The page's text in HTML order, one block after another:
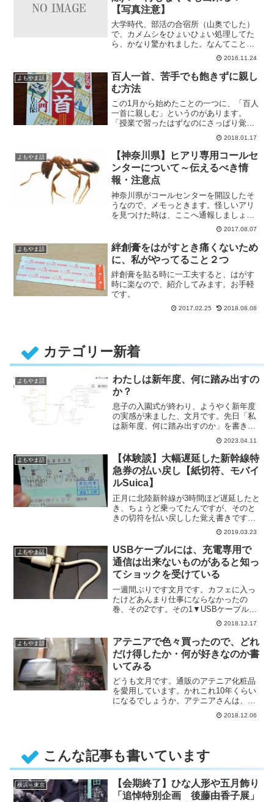
【写真注意】
大学時代、部活の合宿所（山奥でした）
で、カメムシをひょいひょい処理してた
ら、かなり驚かれました。なんてことを
思い出したので、書いてみます。2016.11.24
よもやま話
百人一首、苦手でも飽きずに親し
む方法
この1月から始めたことの一つに、「百人
一首に親しむ」というのがあります。
「授業で習ったはずなのにさっぱり覚え
てない」という方、わりといらっ2018.01.17
よもやま話
【神奈川県】ヒアリ専用コールセ
ンターについて～伝えるべき情
報・注意点
神奈川県がコールセンターを開設したそ
うなので、メモっときます。怪しいアリ
を見つけた時は、ここへ通報しましょ
う。ヒアリ専用コールセンター(神2017.08.07
よもやま話
絆創膏をはがすとき痛くないため
に、私がやってること２つ
絆創膏を貼る時に一工夫すると、はがす
時に楽なので、紹介してみます。お手軽
です。
2017.02.25 2018.08.08
カテゴリー新着
よもやま話
わたしは新年度、何に踏み出すの
か？
息子の入園式が終わり、ようやく新年度
の実感が来ました、文月です。先日「私
は新年度、何に踏み出すのか」を書き出
してみたところ、良い具合に指針2023.04.11
よもやま話
【体験談】大幅遅延した新幹線特
急券の払い戻し【紙切符、モバイ
ルSuica】
正月に北陸新幹線が3時間ほど遅延したと
き、ちょうど乗ってたんですが、そのと
きの切符を払い戻しした覚え書きです。
(記事が遅くなってしまいました・・・
2019.03.23
よもやま話
USBケーブルには、充電専用で
通信は出来ないものがあると知っ
てショックを受けている
一週間ぶりです文月です。カフェに入っ
たけどあんまり仕事にならなかったの
巻、その2です。その1▼USBケーブルに
は種類がある端子の形とか、急速・・・
2018.12.17
よもやま話
アテニアで色々買ったので、どれ
だけ得したか・何が好きなのか書
いてみる
どうも文月です。通販のアテニア化粧品
を愛用しています。かれこれ10年くらい
になるでしょうか。アテニアさんは、
時々心配になるくらいプレゼント2018.12.06
こんな記事も書いています
横浜～東京
【会期終了】ひな人形や五月飾り
「追悼特別企画 後藤由香子展」